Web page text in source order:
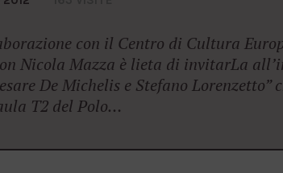
con il Centro di Cultura
Nicola Mazza è lieta di invitarLa
De Michelis e Stefano Lorenzetto”
T2 del Polo…